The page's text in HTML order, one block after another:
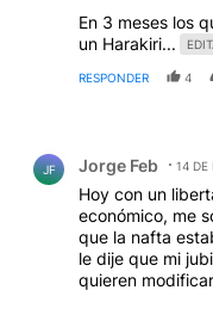
En 3 meses los
un Harakiri...
RESPONDER 4
JF Jorge Feb 14 DE
Hoy con un
económico, me
que la nafta
le dije que mi
quieren
menos, por